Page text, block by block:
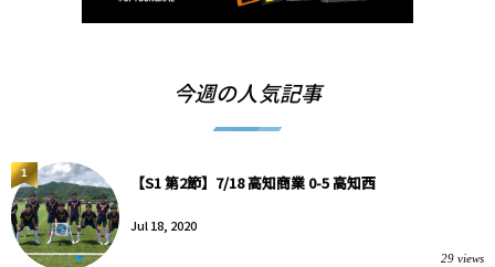
今週の人気記事
【S1 第2節】7/18 高知商業 0-5 高知西
Jul 18, 2020
29 views
1